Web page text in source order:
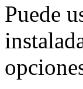
Puede